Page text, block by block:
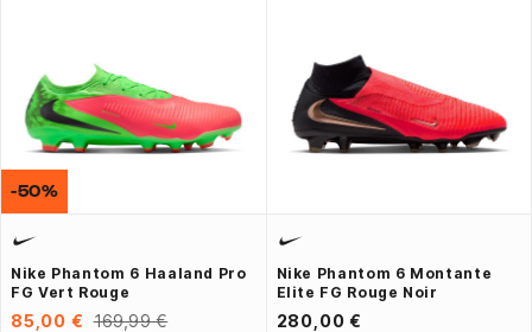
Nike Phantom 6 Haaland Pro
FG Vert Rouge
85,00 € 169,99 €
-50%
Nike Phantom 6 Montante
Elite FG Rouge Noir
280,00 €